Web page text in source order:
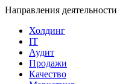
Направления деятельности
Холдинг
IT
Аудит
Продажи
Качество